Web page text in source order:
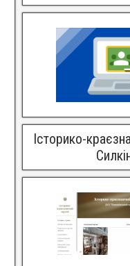
Історико-